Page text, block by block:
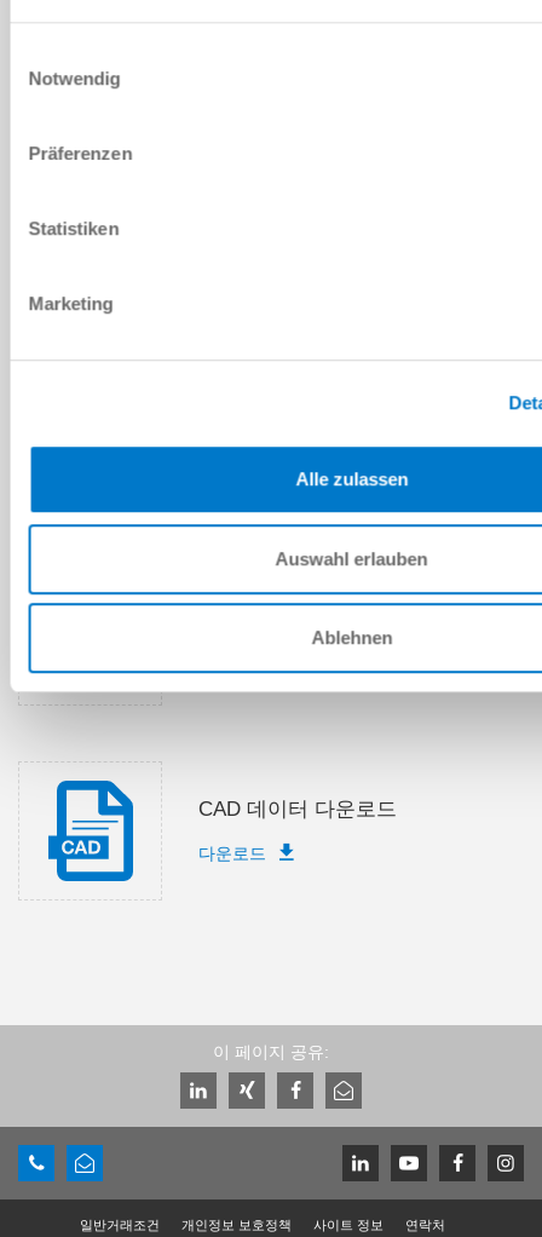
Notwendig
Präferenzen
Statistiken
Marketing
Alle zulassen
Auswahl erlauben
Ablehnen
설치 및 작동 지침
CAD 데이터 다운로드
다운로드
이 페이지 공유:
일반거래조건 개인정보 보호정책 사이트 정보 연락처